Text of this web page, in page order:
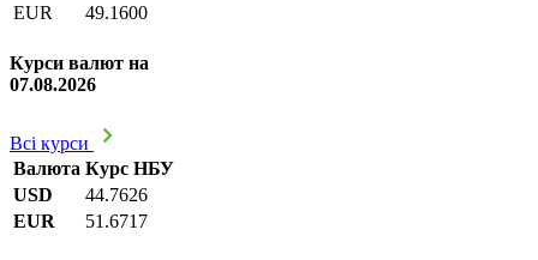
EUR
49.1600
Курси валют на
07.08.2026
Всі курси
Валюта Курс НБУ
USD
44.7626
EUR
51.6717